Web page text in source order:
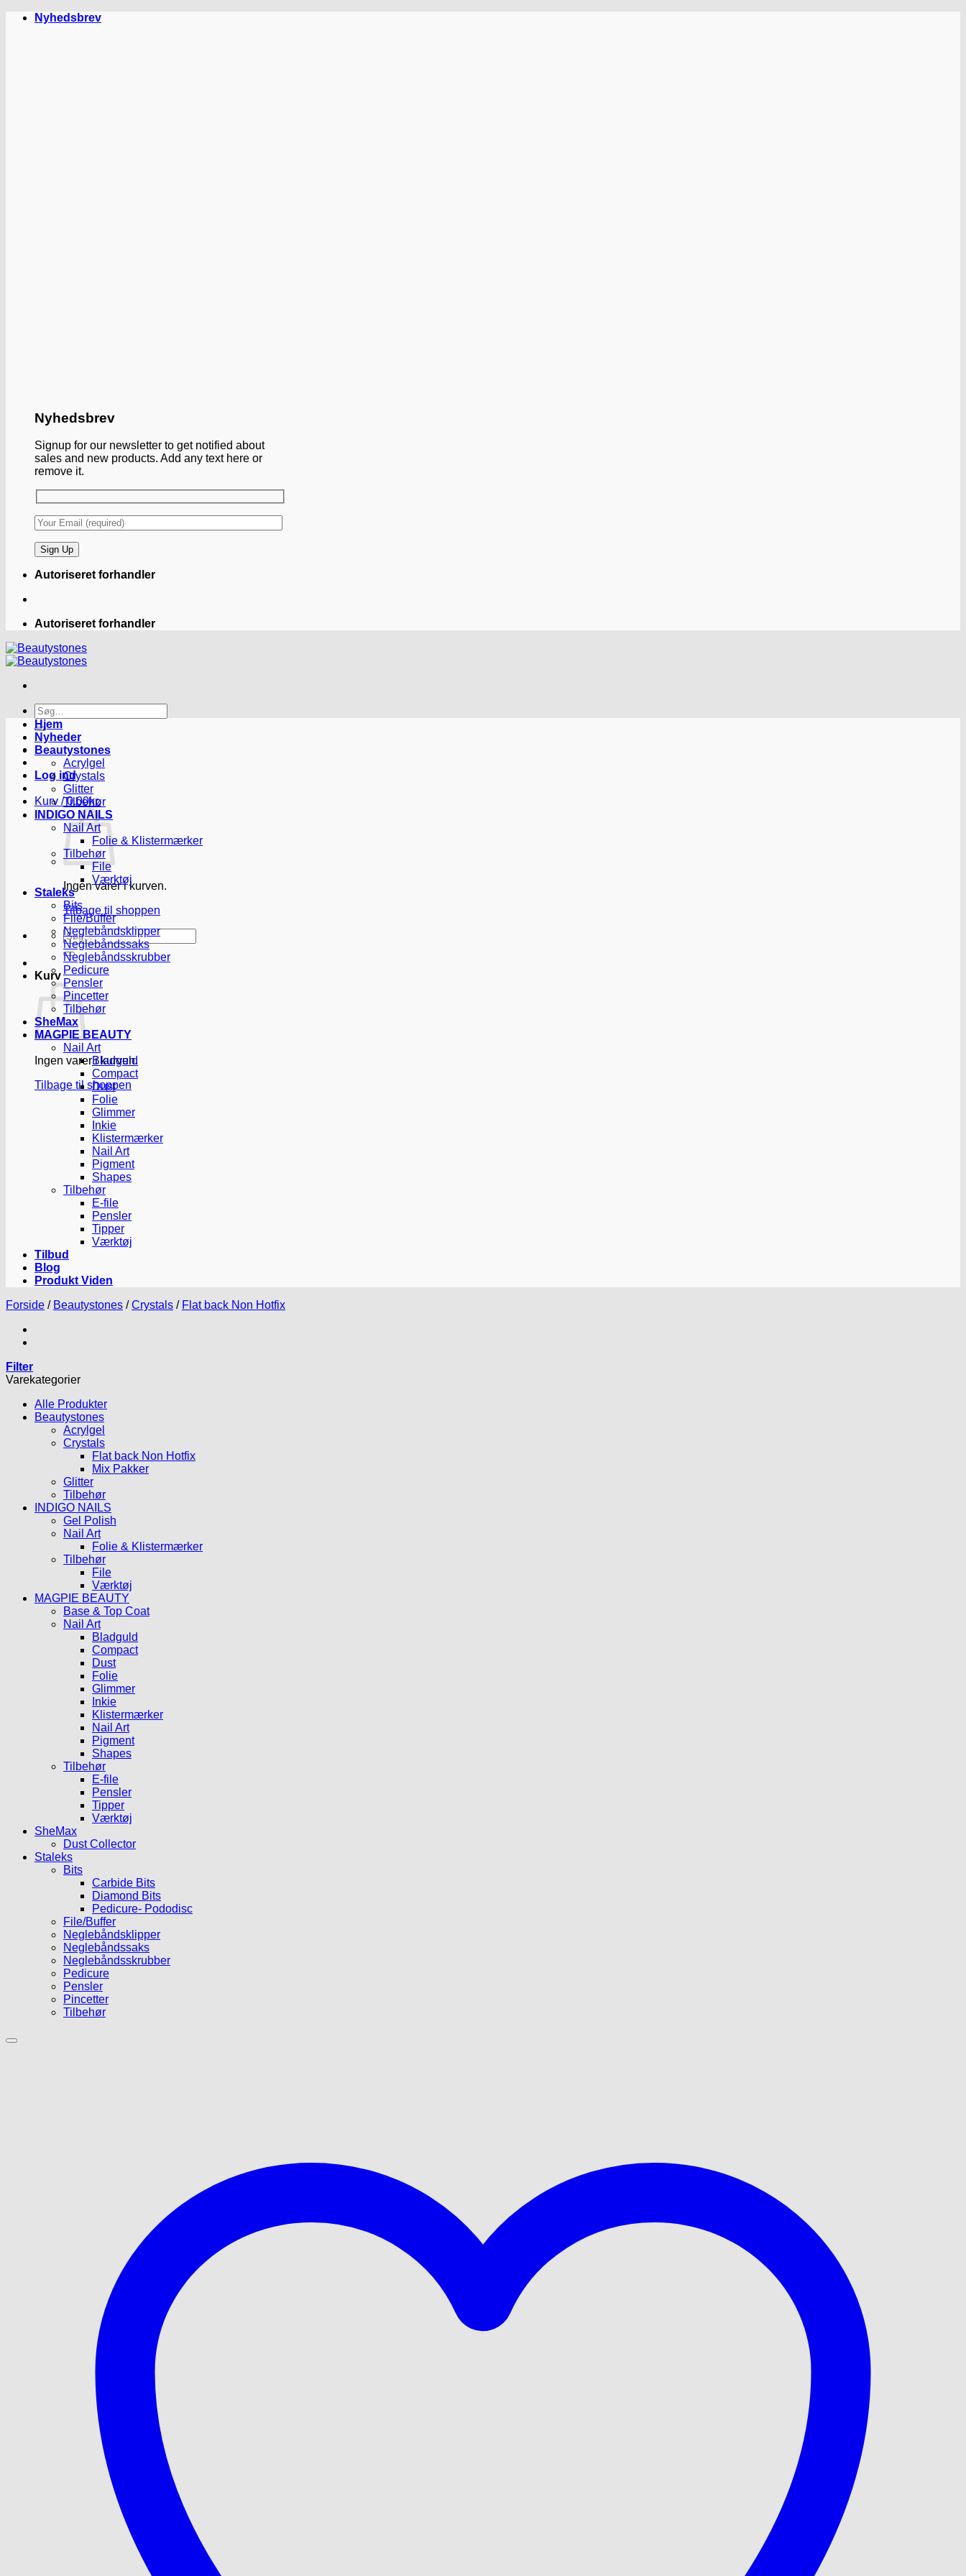
FortsætNyhedsbrev
Nyhedsbrev
Signup for our newsletter to get notified about
sales and new products. Add any text here or
remove it.
Autoriseret forhandler
Autoriseret forhandler
Søg
efter:
Log ind
Kurv /0.00kr.
Ingen varer i kurven.
Tilbage til shoppen
Søg
efter:
Kurv
Ingen varer i kurven.
Tilbage til shoppen
Hjem
Nyheder
Beautystones
Acrylgel
Crystals
Glitter
Tilbehør
INDIGO NAILS
Nail Art
Folie & Klistermærker
Tilbehør
File
Værktøj
Staleks
Bits
File/Buffer
Neglebåndsklipper
Neglebåndssaks
Neglebåndsskrubber
Pedicure
Pensler
Pincetter
Tilbehør
SheMax
MAGPIE BEAUTY
Nail Art
Bladguld
Compact
Dust
Folie
Glimmer
Inkie
Klistermærker
Nail Art
Pigment
Shapes
Tilbehør
E-file
Pensler
Tipper
Værktøj
Tilbud
Blog
Produkt Viden
Forside / Beautystones / Crystals / Flat back Non Hotfix
Filter
Varekategorier
Alle Produkter
Beautystones
Acrylgel
Crystals
Flat back Non Hotfix
Mix Pakker
Glitter
Tilbehør
INDIGO NAILS
Gel Polish
Nail Art
Folie & Klistermærker
Tilbehør
File
Værktøj
MAGPIE BEAUTY
Base & Top Coat
Nail Art
Bladguld
Compact
Dust
Folie
Glimmer
Inkie
Klistermærker
Nail Art
Pigment
Shapes
Tilbehør
E-file
Pensler
Tipper
Værktøj
SheMax
Dust Collector
Staleks
Bits
Carbide Bits
Diamond Bits
Pedicure- Pododisc
File/Buffer
Neglebåndsklipper
Neglebåndssaks
Neglebåndsskrubber
Pedicure
Pensler
Pincetter
Tilbehør